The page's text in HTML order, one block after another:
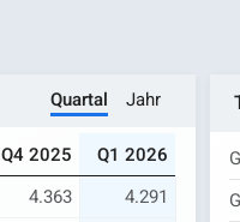
Quartal Jahr
Q4 2025
Q1 2026
4.363 4.291